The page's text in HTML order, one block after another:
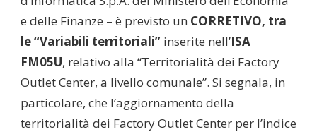
e delle Finanze – è previsto un CORRETIVO, tra
le “Variabili territoriali” inserite nell’ISA
FM05U, relativo alla “Territorialità dei Factory
Outlet Center, a livello comunale”. Si segnala, in
particolare, che l’aggiornamento della
territorialità dei Factory Outlet Center per l’indice